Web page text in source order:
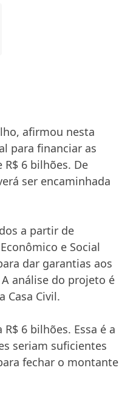
afirmou nesta
para financiar as
6 bilhões. De
ser encaminhada
a partir de
e Social
dar garantias aos
análise do projeto é
Casa Civil.
6 bilhões. Essa é a
seriam suficientes
fechar o montante